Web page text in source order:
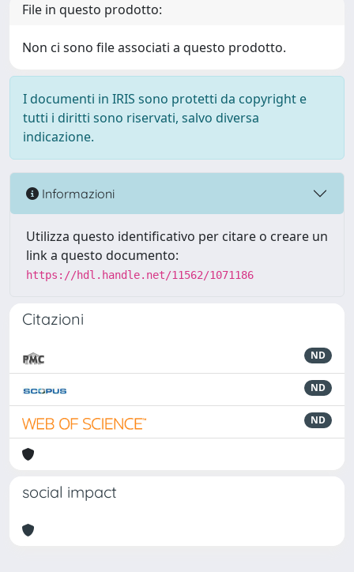
File in questo prodotto:
Non ci sono file associati a questo prodotto.
I documenti in IRIS sono protetti da copyright e
tutti i diritti sono riservati, salvo diversa
indicazione.
Informazioni
Utilizza questo identificativo per citare o creare un
link a questo documento:
https://hdl.handle.net/11562/1071186
Citazioni
ND
ND
ND
social impact